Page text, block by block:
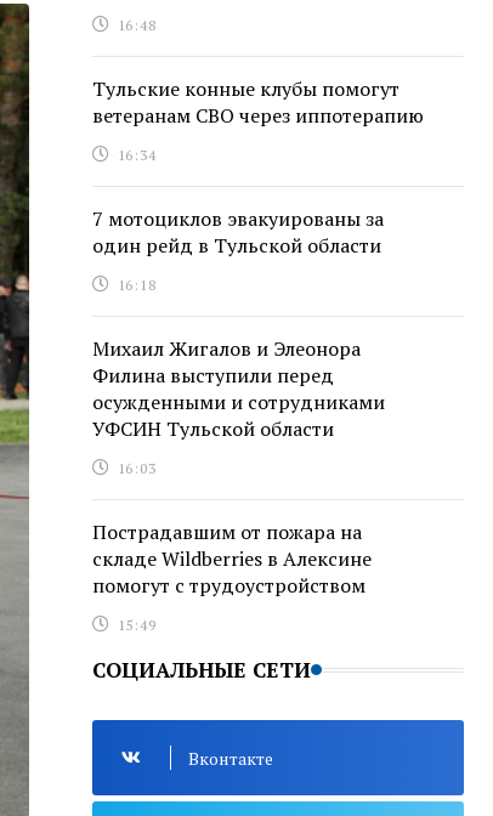
16:48
Тульские конные клубы помогут
ветеранам СВО через иппотерапию
16:34
7 мотоциклов эвакуированы за
один рейд в Тульской области
16:18
Михаил Жигалов и Элеонора
Филина выступили перед
осужденными и сотрудниками
УФСИН Тульской области
16:03
Пострадавшим от пожара на
складе Wildberries в Алексине
помогут с трудоустройством
15:49
СОЦИАЛЬНЫЕ СЕТИ
Вконтакте